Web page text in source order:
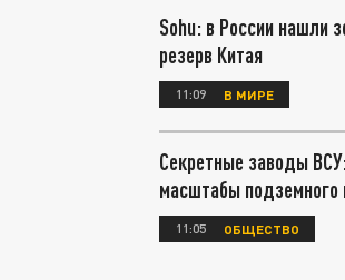
Sohu: в России нашли
резерв Китая
11:09 В МИРЕ
Секретные заводы
масштабы подземного
11:05 ОБЩЕСТВО